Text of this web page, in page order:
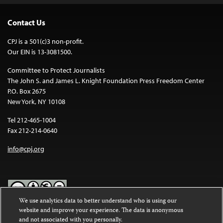
Contact Us
CPJ is a 501(c)3 non-profit.
Our EIN is 13-3081500.
Committee to Protect Journalists
The John S. and James L. Knight Foundation Press Freedom Center
P.O. Box 2675
New York, NY 10108
Tel 212-465-1004
Fax 212-214-0640
info@cpj.org
Except where noted, text on this website is licensed under a
We use analytics data to better understand who is using our
website and improve your experience. The data is anonymous
and not associated with you personally.